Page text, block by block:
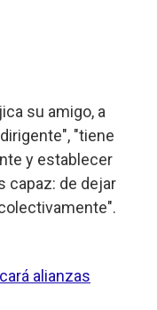
su amigo, a
"tiene
y establecer
capaz: de dejar
alianzas